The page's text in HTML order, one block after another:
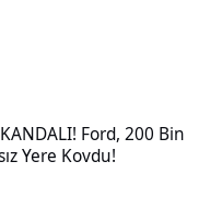
Ford, 200 Bin
Yere Kovdu!